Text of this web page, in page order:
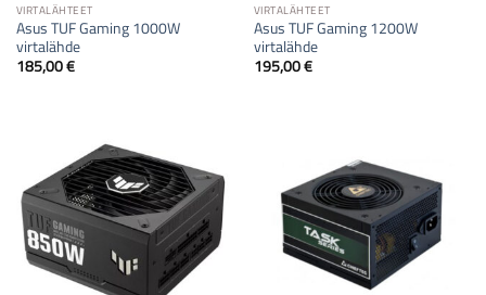
VIRTALÄHTEET
Asus TUF Gaming 1000W
virtalähde
185,00€
VIRTALÄHTEET
Asus TUF Gaming 1200W
virtalähde
195,00€